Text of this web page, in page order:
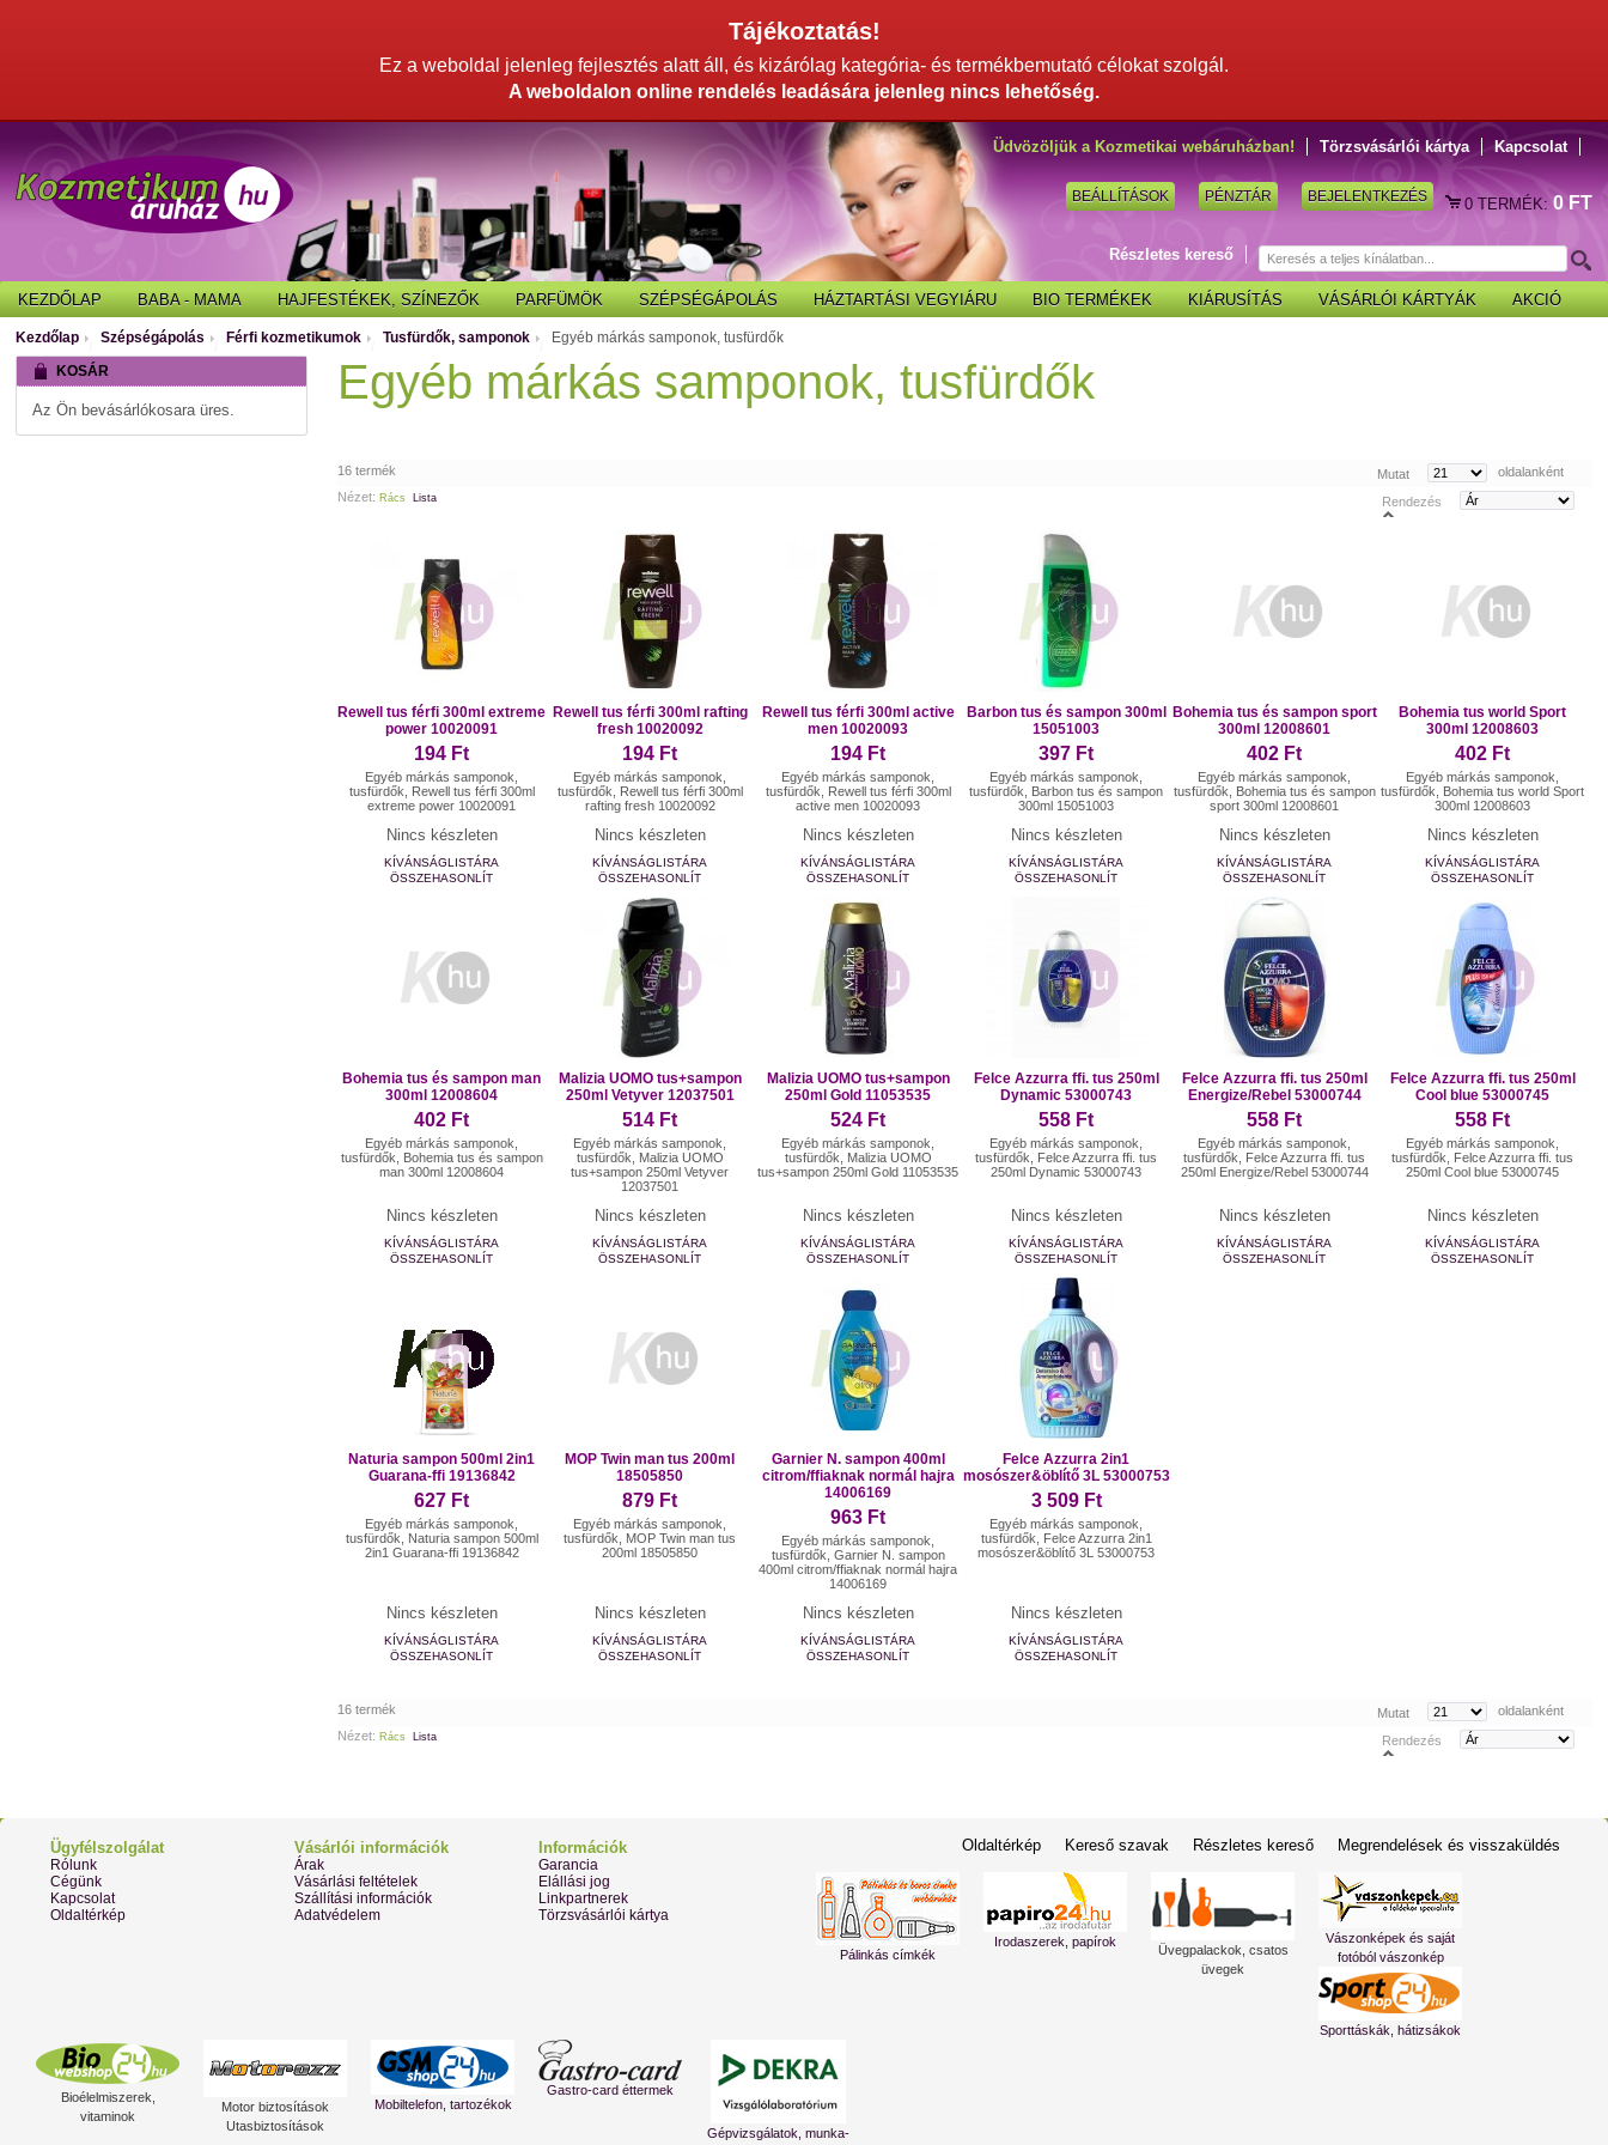
Tájékoztatás!
Ez a weboldal jelenleg fejlesztés alatt áll, és kizárólag kategória- és termékbemutató célokat szolgál.
A weboldalon online rendelés leadására jelenleg nincs lehetőség.
Üdvözöljük a Kozmetikai webáruházban! Törzsvásárlói kártya Kapcsolat
0TERMÉK: 0 FT
BEÁLLÍTÁSOK PÉNZTÁR BEJELENTKEZÉS
Részletes kereső
KEZDŐLAP BABA - MAMA HAJFESTÉKEK, SZÍNEZŐK PARFÜMÖK SZÉPSÉGÁPOLÁS HÁZTARTÁSI VEGYIÁRU BIO TERMÉKEK KIÁRUSÍTÁS VÁSÁRLÓI KÁRTYÁK AKCIÓ
Kezdőlap Szépségápolás Férfi kozmetikumok Tusfürdők, samponok Egyéb márkás samponok, tusfürdők
Egyéb márkás samponok, tusfürdők
16 termék Mutat
oldalanként
Nézet: Rács Lista Rendezés
Rewell tus férfi 300ml extreme
power 10020091
194 Ft
Egyéb márkás samponok,
tusfürdők, Rewell tus férfi 300ml
extreme power 10020091
Nincs készleten
KÍVÁNSÁGLISTÁRA
ÖSSZEHASONLÍT
Rewell tus férfi 300ml rafting
fresh 10020092
194 Ft
Egyéb márkás samponok,
tusfürdők, Rewell tus férfi 300ml
rafting fresh 10020092
Nincs készleten
KÍVÁNSÁGLISTÁRA
ÖSSZEHASONLÍT
Rewell tus férfi 300ml active
men 10020093
194 Ft
Egyéb márkás samponok,
tusfürdők, Rewell tus férfi 300ml
active men 10020093
Nincs készleten
KÍVÁNSÁGLISTÁRA
ÖSSZEHASONLÍT
Barbon tus és sampon 300ml
15051003
397 Ft
Egyéb márkás samponok,
tusfürdők, Barbon tus és sampon
300ml 15051003
Nincs készleten
KÍVÁNSÁGLISTÁRA
ÖSSZEHASONLÍT
Bohemia tus és sampon sport
300ml 12008601
402 Ft
Egyéb márkás samponok,
tusfürdők, Bohemia tus és sampon
sport 300ml 12008601
Nincs készleten
KÍVÁNSÁGLISTÁRA
ÖSSZEHASONLÍT
Bohemia tus world Sport
300ml 12008603
402 Ft
Egyéb márkás samponok,
tusfürdők, Bohemia tus world Sport
300ml 12008603
Nincs készleten
KÍVÁNSÁGLISTÁRA
ÖSSZEHASONLÍT
Bohemia tus és sampon man
300ml 12008604
402 Ft
Egyéb márkás samponok,
tusfürdők, Bohemia tus és sampon
man 300ml 12008604
Nincs készleten
KÍVÁNSÁGLISTÁRA
ÖSSZEHASONLÍT
Malizia UOMO tus+sampon
250ml Vetyver 12037501
514 Ft
Egyéb márkás samponok,
tusfürdők, Malizia UOMO
tus+sampon 250ml Vetyver
12037501
Nincs készleten
KÍVÁNSÁGLISTÁRA
ÖSSZEHASONLÍT
Malizia UOMO tus+sampon
250ml Gold 11053535
524 Ft
Egyéb márkás samponok,
tusfürdők, Malizia UOMO
tus+sampon 250ml Gold 11053535
Nincs készleten
KÍVÁNSÁGLISTÁRA
ÖSSZEHASONLÍT
Felce Azzurra ffi. tus 250ml
Dynamic 53000743
558 Ft
Egyéb márkás samponok,
tusfürdők, Felce Azzurra ffi. tus
250ml Dynamic 53000743
Nincs készleten
KÍVÁNSÁGLISTÁRA
ÖSSZEHASONLÍT
Felce Azzurra ffi. tus 250ml
Energize/Rebel 53000744
558 Ft
Egyéb márkás samponok,
tusfürdők, Felce Azzurra ffi. tus
250ml Energize/Rebel 53000744
Nincs készleten
KÍVÁNSÁGLISTÁRA
ÖSSZEHASONLÍT
Felce Azzurra ffi. tus 250ml
Cool blue 53000745
558 Ft
Egyéb márkás samponok,
tusfürdők, Felce Azzurra ffi. tus
250ml Cool blue 53000745
Nincs készleten
KÍVÁNSÁGLISTÁRA
ÖSSZEHASONLÍT
Naturia sampon 500ml 2in1
Guarana-ffi 19136842
627 Ft
Egyéb márkás samponok,
tusfürdők, Naturia sampon 500ml
2in1 Guarana-ffi 19136842
Nincs készleten
KÍVÁNSÁGLISTÁRA
ÖSSZEHASONLÍT
MOP Twin man tus 200ml
18505850
879 Ft
Egyéb márkás samponok,
tusfürdők, MOP Twin man tus
200ml 18505850
Nincs készleten
KÍVÁNSÁGLISTÁRA
ÖSSZEHASONLÍT
Garnier N. sampon 400ml
citrom/ffiaknak normál hajra
14006169
963 Ft
Egyéb márkás samponok,
tusfürdők, Garnier N. sampon
400ml citrom/ffiaknak normál hajra
14006169
Nincs készleten
KÍVÁNSÁGLISTÁRA
ÖSSZEHASONLÍT
Felce Azzurra 2in1
mosószer&öblítő 3L 53000753
3 509 Ft
Egyéb márkás samponok,
tusfürdők, Felce Azzurra 2in1
mosószer&öblítő 3L 53000753
Nincs készleten
KÍVÁNSÁGLISTÁRA
ÖSSZEHASONLÍT
16 termék Mutat
oldalanként
Nézet: Rács Lista Rendezés
KOSÁR
Az Ön bevásárlókosara üres.
Ügyfélszolgálat
Rólunk
Cégünk
Kapcsolat
Oldaltérkép
Vásárlói információk
Árak
Vásárlási feltételek
Szállítási információk
Adatvédelem
Információk
Garancia
Elállási jog
Linkpartnerek
Törzsvásárlói kártya
Oldaltérkép Kereső szavak Részletes kereső Megrendelések és visszaküldés
Pálinkás címkék
Irodaszerek, papírok
Üvegpalackok, csatos
üvegek
Vászonképek és saját
fotóból vászonkép
Sporttáskák, hátizsákok
Bioélelmiszerek,
vitaminok
Motor biztosítások
Utasbiztosítások
Mobiltelefon, tartozékok
Gastro-card éttermek
Gépvizsgálatok, munka-